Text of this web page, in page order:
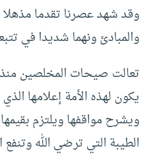
وقد شهد عصرنا تقدما
والمبادئ ونهما شديدا في
تعالت صيحات المخلصين
يكون لهذه الأمة إعلامها
ويشرح مواقفها ويلتزم
الطيبة التي ترضي الله وتنفع